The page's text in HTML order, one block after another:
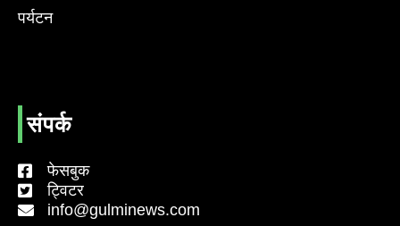
पर्यटन
संपर्क
फेसबुक
ट्विटर
info@gulminews.com